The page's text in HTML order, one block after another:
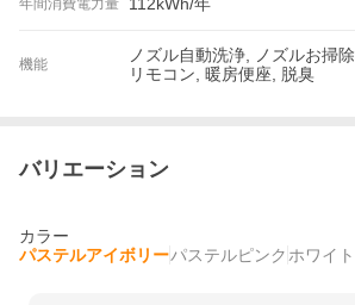
年間消費電力量
機能
ノズル自動洗浄, ノズルお掃
リモコン, 暖房便座, 脱臭
バリエーション
カラー
パステルアイボリーパステルピンク ホワイト